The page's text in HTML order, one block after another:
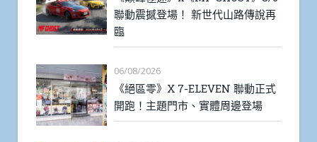
聯動震撼登場！ 新世代山路傳說再
臨
06/08/2026
《絕區零》X 7-ELEVEN 聯動正式
開跑！主題門市、實體周邊登場